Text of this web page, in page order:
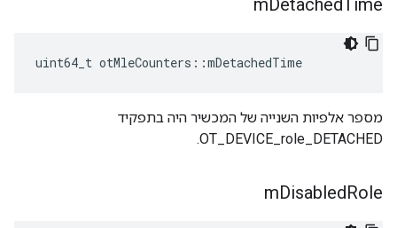
mDetachedTime
uint64_t otMleCounters ::mDetachedTime
מספר אלפיות השנייה של המכשיר היה בתפקיד
OT_DEVICE_role_DETACHED.
mDisabledRole